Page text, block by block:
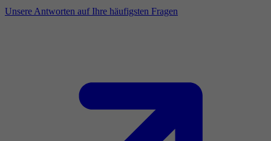
Unsere Antworten auf Ihre häufigsten Fragen